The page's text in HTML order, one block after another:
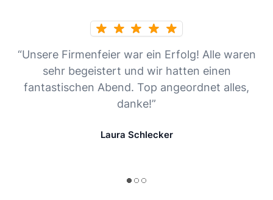
“Unsere Firmenfeier war ein Erfolg! Alle waren
sehr begeistert und wir hatten einen
fantastischen Abend. Top angeordnet alles,
danke!”
Laura Schlecker